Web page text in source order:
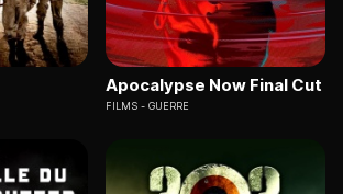
Apocalypse Now Final Cut
FILMS GUERRE